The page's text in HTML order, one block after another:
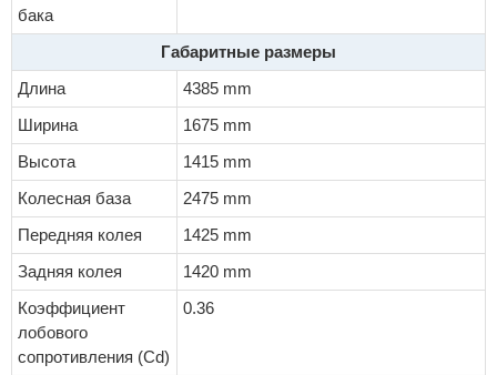
бака
Габаритные размеры
Длина
4385 mm
Ширина
1675 mm
Высота
1415 mm
Колесная база
2475 mm
Передняя колея
1425 mm
Задняя колея
1420 mm
Коэффициент
лобового
сопротивления (Cd)
0.36